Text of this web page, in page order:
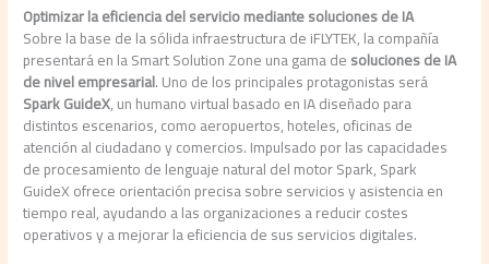
Optimizar la eficiencia del servicio mediante soluciones de IA
Sobre la base de la sólida infraestructura de iFLYTEK, la compañía
presentará en la Smart Solution Zone una gama desoluciones de IA
de nivel empresarial. Uno de los principales protagonistas será
Spark GuideX, un humano virtual basado en IA diseñado para
distintos escenarios, como aeropuertos, hoteles, oficinas de
atención al ciudadano y comercios. Impulsado por las capacidades
de procesamiento de lenguaje natural del motor Spark, Spark
GuideX ofrece orientación precisa sobre servicios y asistencia en
tiempo real, ayudando a las organizaciones a reducir costes
operativos y a mejorar la eficiencia de sus servicios digitales.